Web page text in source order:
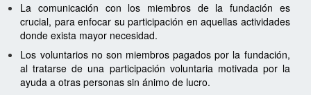
La comunicación con los miembros de la fundación es
crucial, para enfocar su participación en aquellas actividades
donde exista mayor necesidad.
Los voluntarios no son miembros pagados por la fundación,
al tratarse de una participación voluntaria motivada por la
ayuda a otras personas sin ánimo de lucro.